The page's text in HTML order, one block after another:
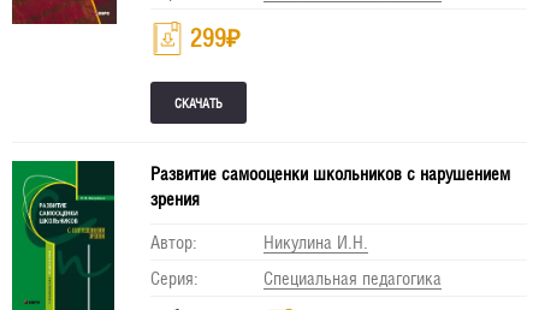
299₽
Развитие самооценки школьников с нарушением
зрения
Автор:
Никулина И.Н.
Серия:
Специальная педагогика